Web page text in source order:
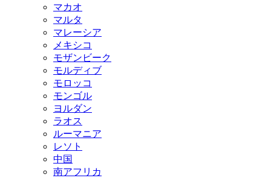
マカオ
マルタ
マレーシア
メキシコ
モザンビーク
モルディブ
モロッコ
モンゴル
ヨルダン
ラオス
ルーマニア
レソト
中国
南アフリカ